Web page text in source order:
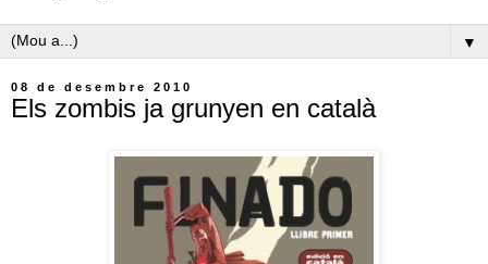
▼
08 de desembre 2010
Els zombis ja grunyen en català